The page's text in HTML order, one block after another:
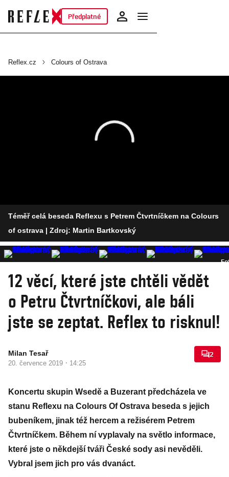
Předplatné
Reflex.cz Colours of Ostrava
Téměř celá beseda Reflexu s Petrem Čtvrtníčkem na Colours
of ostrava | Zdroj: Martin Bartkovský
12 věcí, které jste chtěli vědět
o Petru Čtvrtníčkovi, ale báli
jste se zeptat. Reflex to risknul!
Milan Tesař
20. července 2019 · 14:25
2
Koncertu skupin Wsedě a Buzerant předcházela ve
stanu Reflexu na Colours Of Ostrava beseda s jejich
bubeníkem, jinak též hercem a režisérem Petrem
Čtvrtníčkem. Během ní vyplavaly na světlo informace,
které jste o někdejší tváři České sody asi nevěděli.
Vybral jsem jich pro vás dvanáct.